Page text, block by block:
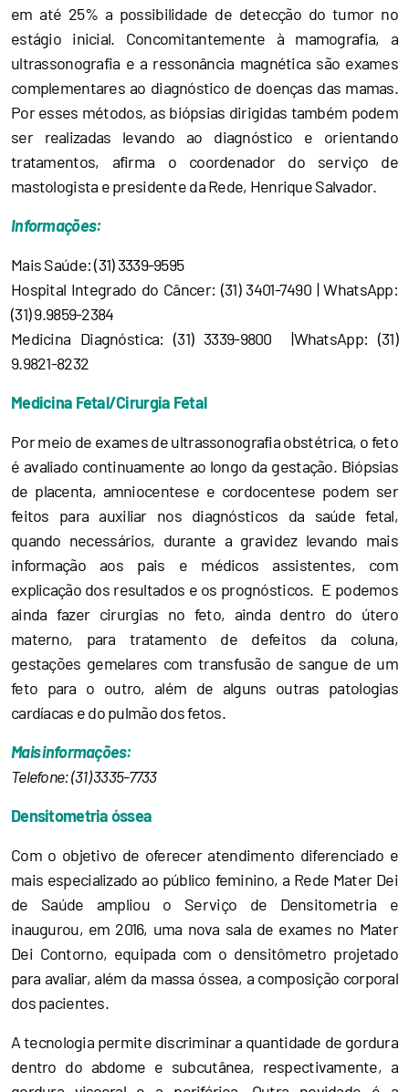
em até 25% a possibilidade de detecção do tumor no
estágio inicial. Concomitantemente à mamografia, a
ultrassonografia e a ressonância magnética são exames
complementares ao diagnóstico de doenças das mamas.
Por esses métodos, as biópsias dirigidas também podem
ser realizadas levando ao diagnóstico e orientando
tratamentos, afirma o coordenador do serviço de
mastologista e presidente da Rede, Henrique Salvador.
Informações:
Mais Saúde: (31) 3339-9595
Hospital Integrado do Câncer: (31) 3401-7490 | WhatsApp:
(31) 9.9859-2384
Medicina Diagnóstica: (31) 3339-9800 |WhatsApp: (31)
9.9821-8232
Medicina Fetal/Cirurgia Fetal
Por meio de exames de ultrassonografia obstétrica, o feto
é avaliado continuamente ao longo da gestação. Biópsias
de placenta, amniocentese e cordocentese podem ser
feitos para auxiliar nos diagnósticos da saúde fetal,
quando necessários, durante a gravidez levando mais
informação aos pais e médicos assistentes, com
explicação dos resultados e os prognósticos. E podemos
ainda fazer cirurgias no feto, ainda dentro do útero
materno, para tratamento de defeitos da coluna,
gestações gemelares com transfusão de sangue de um
feto para o outro, além de alguns outras patologias
cardíacas e do pulmão dos fetos.
Mais informações:
Telefone: (31) 3335-7733
Densitometria óssea
Com o objetivo de oferecer atendimento diferenciado e
mais especializado ao público feminino, a Rede Mater Dei
de Saúde ampliou o Serviço de Densitometria e
inaugurou, em 2016, uma nova sala de exames no Mater
Dei Contorno, equipada com o densitômetro projetado
para avaliar, além da massa óssea, a composição corporal
dos pacientes.
A tecnologia permite discriminar a quantidade de gordura
dentro do abdome e subcutânea, respectivamente, a